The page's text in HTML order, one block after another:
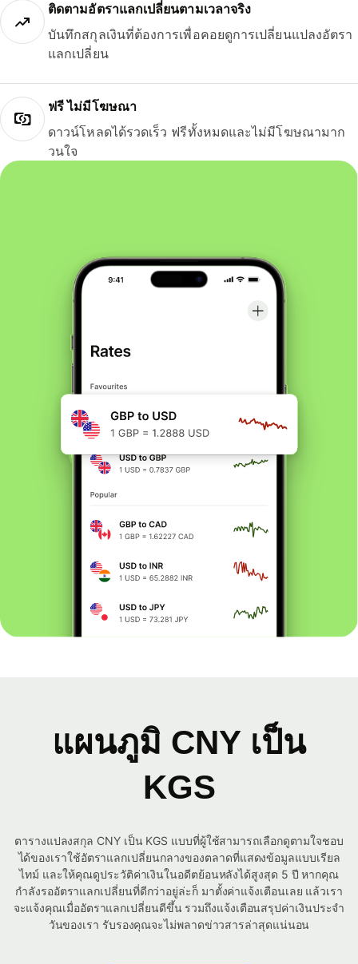
ติดตามอัตราแลกเปลี่ยนตามเวลาจริง
บันทึกสกุลเงินที่ต้องการเพื่อคอยดูการเปลี่ยนแปลงอัตรา
แลกเปลี่ยน
ฟรี ไม่มีโฆษณา
ดาวน์โหลดได้รวดเร็ว ฟรีทั้งหมดและไม่มีโฆษณามาก
วนใจ
แผนภูมิ CNY เป็น
KGS
ตารางแปลงสกุล CNY เป็น KGS แบบที่ผู้ใช้สามารถเลือกดูตามใจชอบ
ได้ของเราใช้อัตราแลกเปลี่ยนกลางของตลาดที่แสดงข้อมูลแบบเรียล
ไทม์ และให้คุณดูประวัติค่าเงินในอดีตย้อนหลังได้สูงสุด 5 ปี หากคุณ
กำลังรออัตราแลกเปลี่ยนที่ดีกว่าอยู่ล่ะก็ มาตั้งค่าแจ้งเตือนเลย แล้วเรา
จะแจ้งคุณเมื่ออัตราแลกเปลี่ยนดีขึ้น รวมถึงแจ้งเตือนสรุปค่าเงินประจำ
วันของเรา รับรองคุณจะไม่พลาดข่าวสารล่าสุดแน่นอน